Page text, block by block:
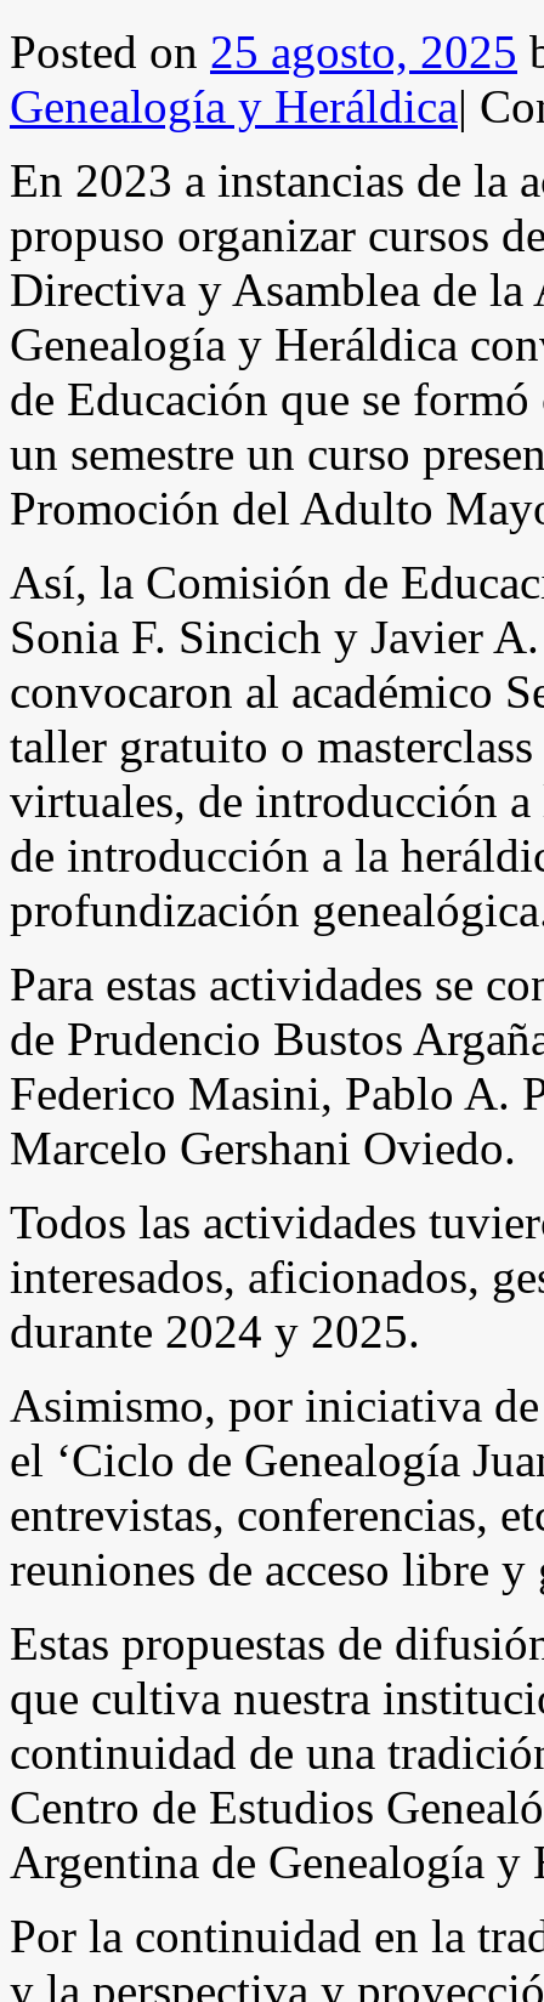
Posted on 25 agosto, 2025
Genealogía y Heráldica|
En 2023 a instancias de la
propuso organizar cursos
Directiva y Asamblea de la
Genealogía y Heráldica
de Educación que se
un semestre un curso
Promoción del Adulto
Así, la Comisión de
Sonia F. Sincich y Javier
convocaron al académico
taller gratuito o
virtuales, de introducción
de introducción a la
profundización
Para estas actividades se
de Prudencio Bustos
Federico Masini, Pablo A.
Marcelo Gershani Oviedo.
Todos las actividades
interesados, aficionados,
durante 2024 y 2025.
Asimismo, por iniciativa
el ‘Ciclo de Genealogía
entrevistas, conferencias,
reuniones de acceso libre
Estas propuestas de
que cultiva nuestra
continuidad de una
Centro de Estudios
Argentina de Genealogía
Por la continuidad en la
y la perspectiva y